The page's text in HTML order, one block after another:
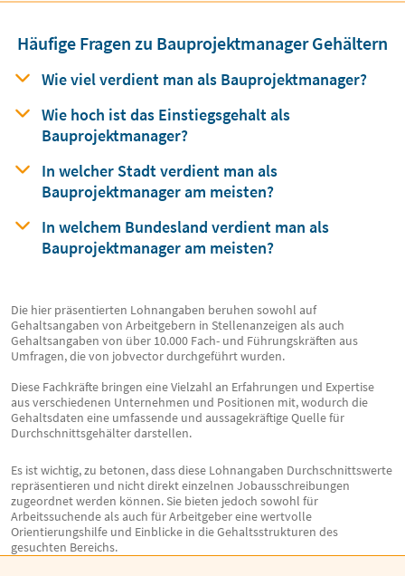
Häufige Fragen zu Bauprojektmanager Gehältern
Wie viel verdient man als Bauprojektmanager?
Wie hoch ist das Einstiegsgehaltals
Bauprojektmanager?
In welcher Stadt verdient man als
Bauprojektmanager am meisten?
In welchem Bundesland verdient man als
Bauprojektmanager am meisten?
Die hier präsentierten Lohnangaben beruhen sowohl auf
Gehaltsangaben von Arbeitgebern in Stellenanzeigen als auch
Gehaltsangaben von über 10.000 Fach- und Führungskräften aus
Umfragen, die von jobvector durchgeführt wurden.
Diese Fachkräfte bringen eine Vielzahl an Erfahrungen und Expertise
aus verschiedenen Unternehmen und Positionen mit, wodurch die
Gehaltsdaten eine umfassende und aussagekräftige Quelle für
Durchschnittsgehälter darstellen.
Es ist wichtig, zu betonen, dass diese Lohnangaben Durchschnittswerte
repräsentieren und nicht direkt einzelnen Jobausschreibungen
zugeordnet werden können. Sie bieten jedoch sowohl für
Arbeitssuchende als auch für Arbeitgeber eine wertvolle
Orientierungshilfe und Einblicke in die Gehaltsstrukturen des
gesuchten Bereichs.